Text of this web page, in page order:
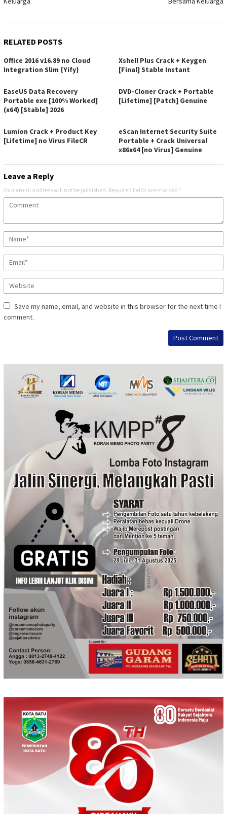
RELATED POSTS
Office 2016 v16.89 no Cloud
Integration Slim {Yify}
Xshell Plus Crack + Keygen
[Final] Stable Instant
EaseUS Data Recovery
Portable exe [100% Worked]
(x64) [Stable] 2026
DVD-Cloner Crack + Portable
[Lifetime] [Patch] Genuine
Lumion Crack + Product Key
[Lifetime] no Virus FileCR
eScan Internet Security Suite
Portable + Crack Universal
x86x64 [no Virus] Genuine
Leave a Reply
Your email address will not be published. Required fields are marked *
Save my name, email, and website in this browser for the next time I
comment.